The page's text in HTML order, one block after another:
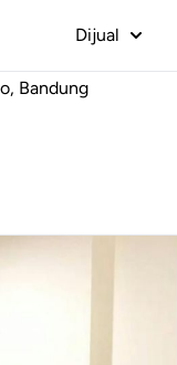
Dijual
Bandung